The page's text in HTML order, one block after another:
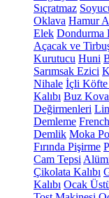
Sıçratmaz
Oklava Hamur
Elek Dondurma
Açacak ve
Kurutucu Huni
Sarımsak Ezici
Nihale İçli Köfte
Kalıbı Buz
Değirmenleri
Demleme
Demlik Moka
Fırında Pişirme
Cam Tepsi
Çikolata Kalıbı
Kalıbı Ocak